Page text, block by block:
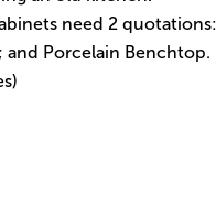
need 2
Porcelain